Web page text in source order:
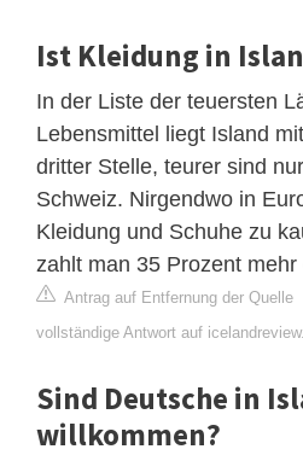
Ist Kleidung in
In der Liste der teuersten
Lebensmittel liegt Island
dritter Stelle, teurer sind
Schweiz. Nirgendwo in
Kleidung und Schuhe zu
zahlt man 35 Prozent
Antrag auf Entfernung der Quelle
vollständige Antwort auf
Sind Deutsche in
willkommen?